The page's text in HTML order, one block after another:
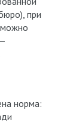
при
можно
норма: